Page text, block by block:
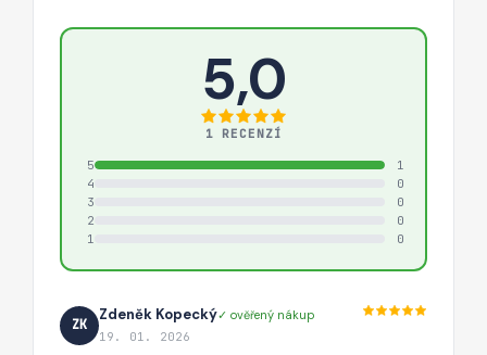
5,0
1 RECENZÍ
5
1
4
0
3
0
2
0
1
0
ZK
Zdeněk Kopecký✓ ověřený nákup
19. 01. 2026